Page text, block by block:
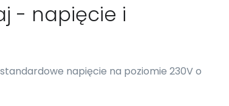
- napięcie i
napięcie na poziomie 230V o